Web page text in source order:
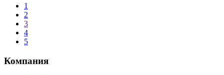
1
2
3
4
5
Компания